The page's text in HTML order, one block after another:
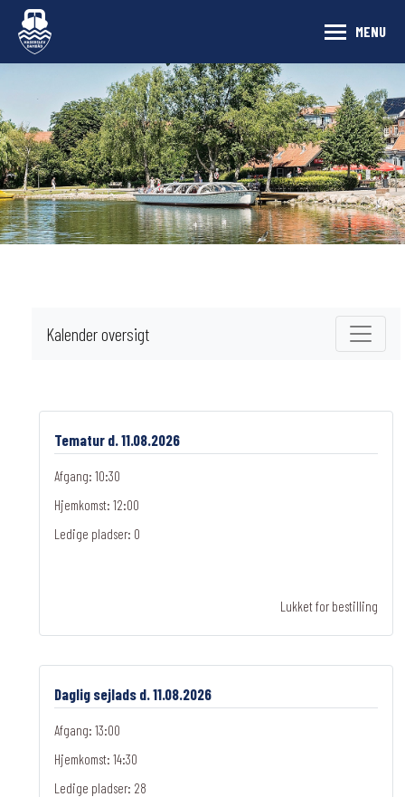
MENU
Kalender oversigt
Tematur d. 11.08.2026
Afgang: 10:30
Hjemkomst: 12:00
Ledige pladser: 0
Lukket for bestilling
Daglig sejlads d. 11.08.2026
Afgang: 13:00
Hjemkomst: 14:30
Ledige pladser: 28